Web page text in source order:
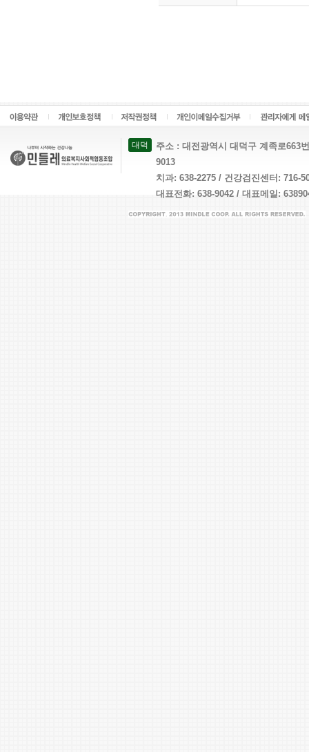
대덕
주소 : 대전광역시 대덕구 계족로663
9013
치과: 638-2275 / 건강검진센터: 716-
대표전화: 638-9042 / 대표메일: